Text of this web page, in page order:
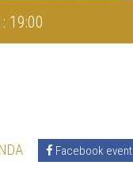
19:00
Facebook event